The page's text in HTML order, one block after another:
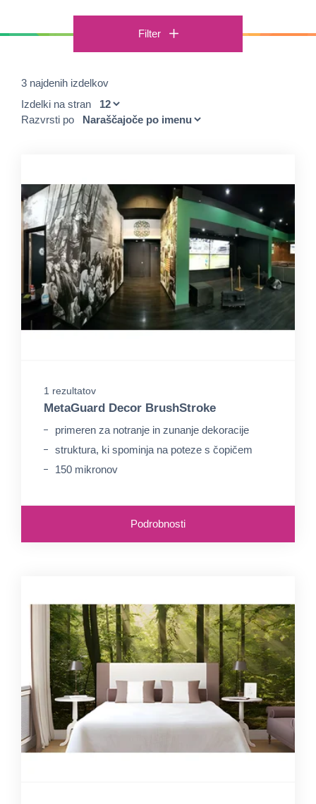
Filter
3 najdenih izdelkov
Izdelki na stran
Razvrsti po
1 rezultatov
MetaGuard Decor BrushStroke
primeren za notranje in zunanje dekoracije
struktura, ki spominja na poteze s čopičem
150 mikronov
Podrobnosti